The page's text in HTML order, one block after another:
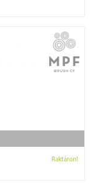
Raktáron!